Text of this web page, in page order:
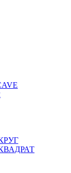
КВАДРАТ